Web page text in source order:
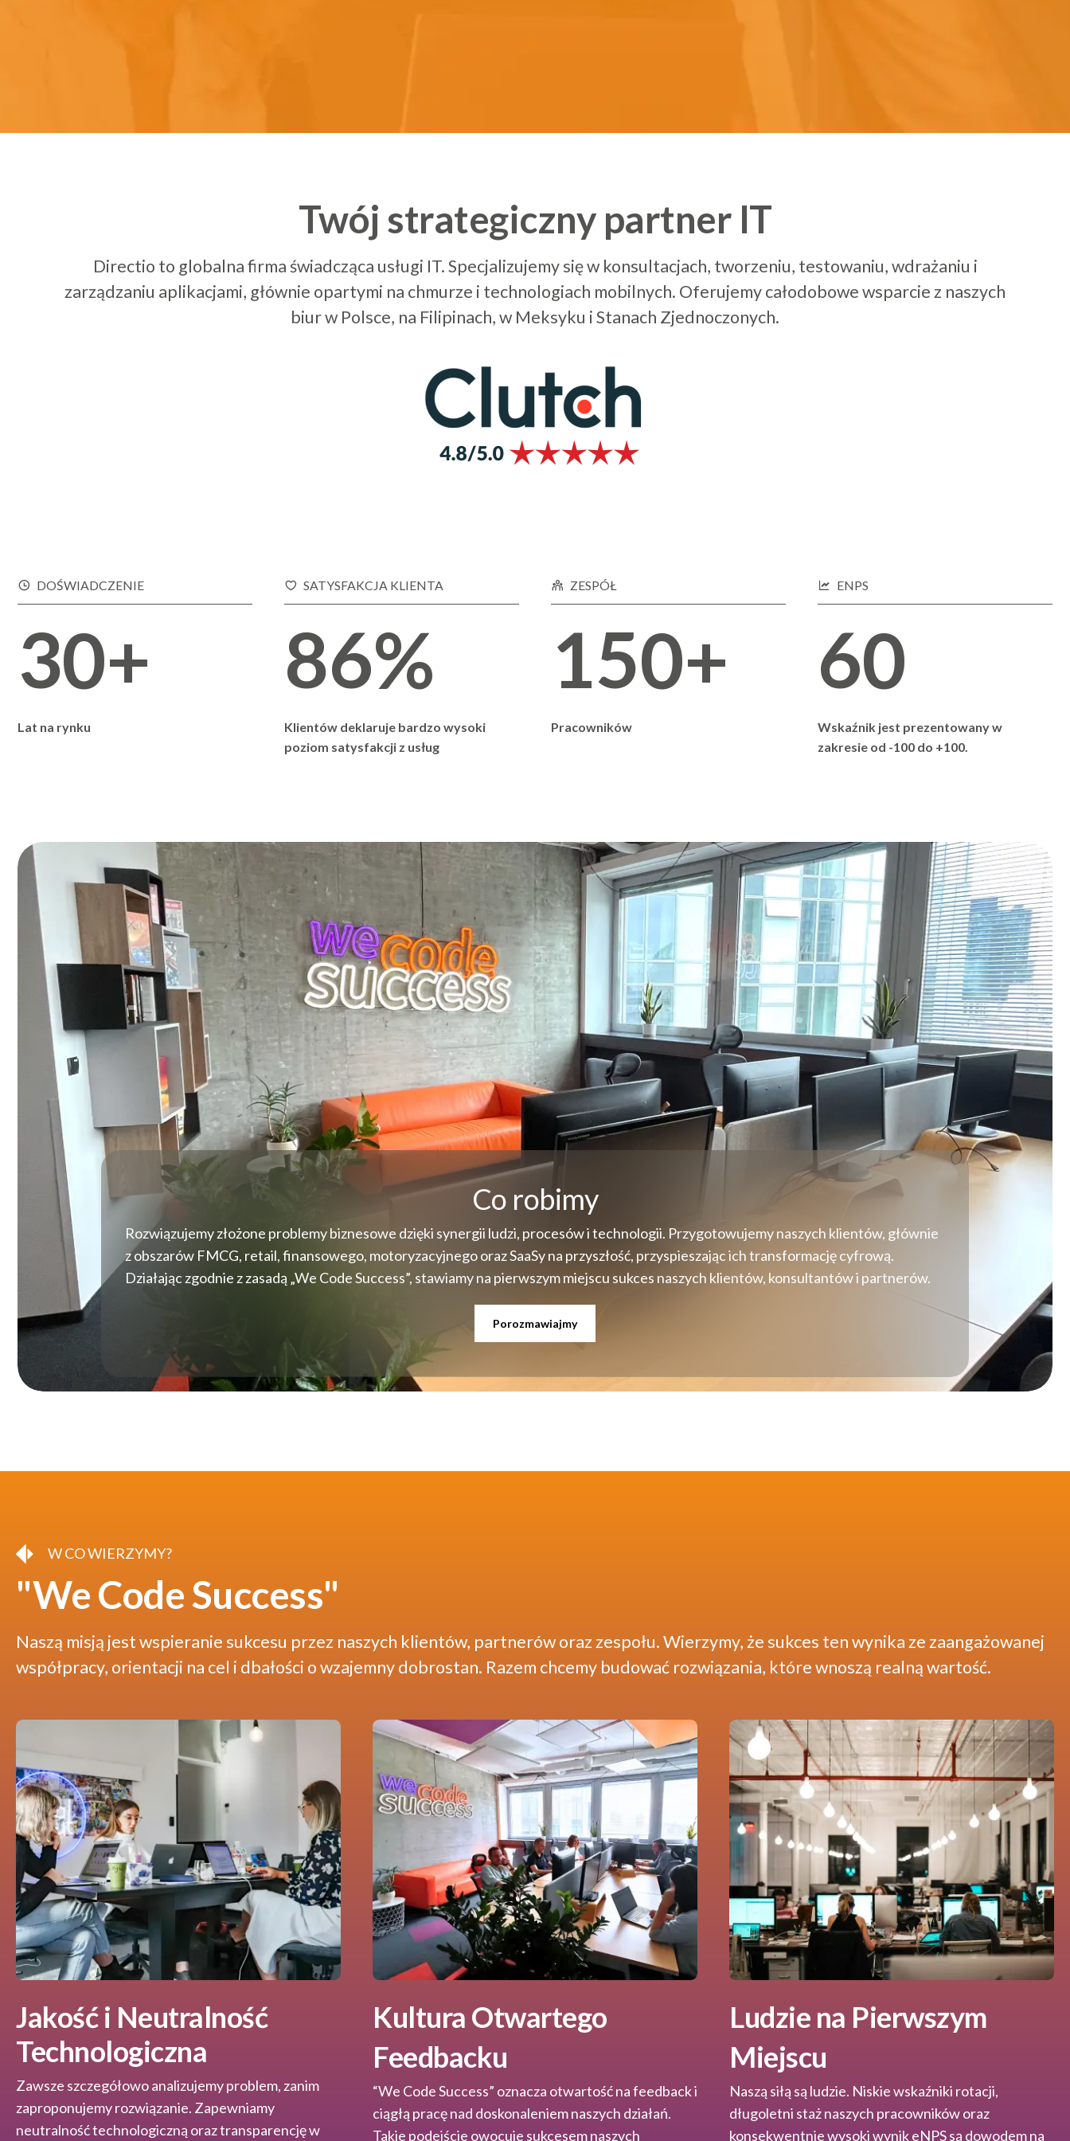
Twój strategiczny partner IT
Directio to globalna firma świadcząca usługi IT. Specjalizujemy się w konsultacjach, tworzeniu, testowaniu, wdrażaniu i
zarządzaniu aplikacjami, głównie opartymi na chmurze i technologiach mobilnych. Oferujemy całodobowe wsparcie z naszych
biur w Polsce, na Filipinach, w Meksyku i Stanach Zjednoczonych.
DOŚWIADCZENIE
2
3
4
5
6
7
8
9
0
4
6
9
0+
Lat na rynku
SATYSFAKCJA KLIENTA
2
3
4
7
8
9
0
0
1
2
5
6
7
8
9
0
%
Klientów deklaruje bardzo wysoki
poziom satysfakcji z usług
ZESPÓŁ
0
1
2
3
4
5
6
7
8
9
0
0
1
2
3
4
5
6
7
8
9
0
4
5
6
7
0+
Pracowników
ENPS
0
2
5
6
7
8
9
0
4
6
9
0
Wskaźnik jest prezentowany w
zakresie od -100 do +100.
Co robimy
Rozwiązujemy złożone problemy biznesowe dzięki synergii ludzi, procesów i technologii. Przygotowujemy naszych klientów, głównie
z obszarów FMCG, retail, finansowego, motoryzacyjnego oraz SaaSy na przyszłość, przyspieszając ich transformację cyfrową.
Działając zgodnie z zasadą „We Code Success”, stawiamy na pierwszym miejscu sukces naszych klientów, konsultantów i partnerów.
Porozmawiajmy
W CO WIERZYMY?
"We Code Success"
Naszą misją jest wspieranie sukcesu przez naszych klientów, partnerów oraz zespołu. Wierzymy, że sukces ten wynika ze zaangażowanej
współpracy, orientacji na cel i dbałości o wzajemny dobrostan. Razem chcemy budować rozwiązania, które wnoszą realną wartość.
Jakość i Neutralność
Technologiczna
Zawsze szczegółowo analizujemy problem, zanim
zaproponujemy rozwiązanie. Zapewniamy
neutralność technologiczną oraz transparencję w
Kultura Otwartego
Feedbacku
“We Code Success” oznacza otwartość na feedback i
ciągłą pracę nad doskonaleniem naszych działań.
Takie podejście owocuje sukcesem naszych
Ludzie na Pierwszym
Miejscu
Naszą siłą są ludzie. Niskie wskaźniki rotacji,
długoletni staż naszych pracowników oraz
konsekwentnie wysoki wynik eNPS są dowodem na